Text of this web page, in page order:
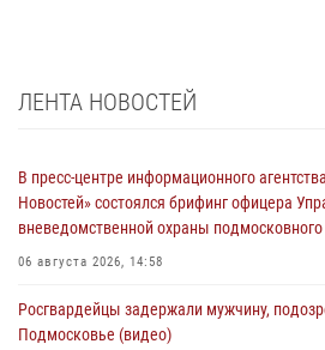
ЛЕНТА НОВОСТЕЙ
В пресс-центре информационного
Новостей» состоялся брифинг офицера
вневедомственной охраны
06 августа 2026, 14:58
Росгвардейцы задержали мужчину,
Подмосковье (видео)